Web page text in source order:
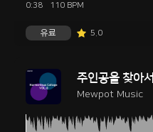
0:38 110 BPM
유료 5.0
주인공을 찾아서
Mewpot Music